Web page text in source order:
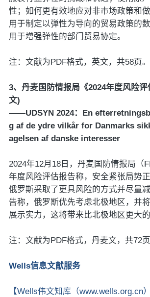
性；如何更有效地应对非市场政策和做
用于制定以弹性为导向的贸易政策的
用于增强弹性的部门贸易协定。
注：文献为PDF格式，英文，共58页。
3、丹麦国防情报局《2024年度风险
文)
——UDSYN 2024：En
g af de ydre vilkår for Danmarks
agelsen af danske interesser
2024年12月18日，丹麦国防情报局（
年度风险评估报告称，安全紧张局势正
俄罗斯采取了更具风险的方式并尽量
告称，俄罗斯优先考虑北极地区，并
展示实力，这将带来比北极地区更大的
注：文献为PDF格式，丹麦文，共72页
Wells信息文献服务
【Wells伟文知库（www.wells.org.cn